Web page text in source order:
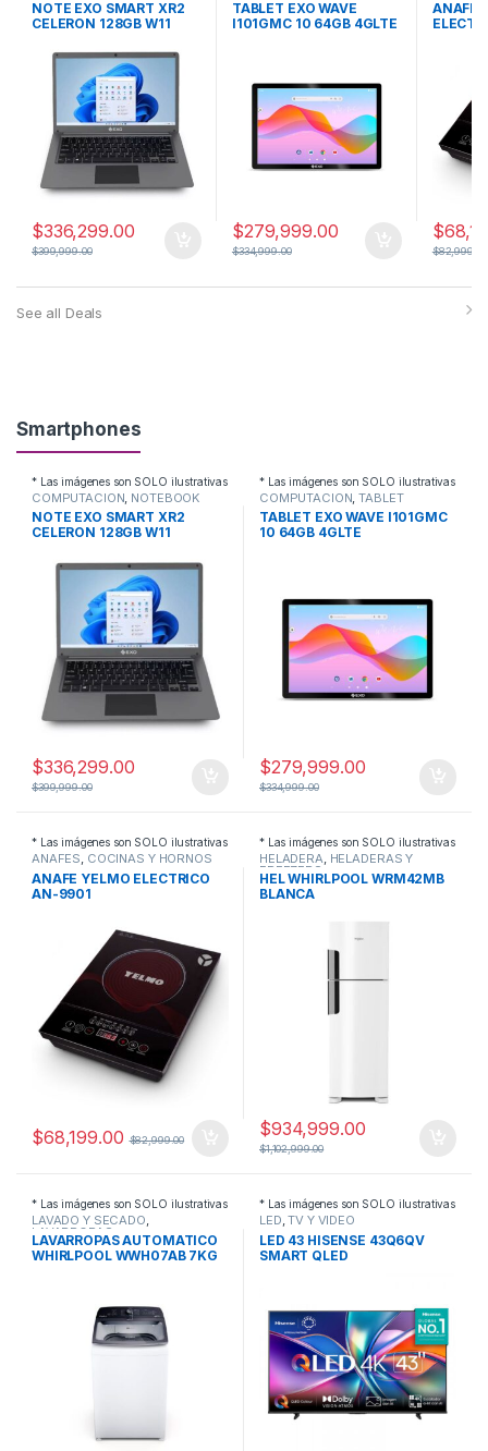
NOTE EXO SMART XR2
CELERON 128GB W11
$336,299.00
$399,999.00
TABLET EXO WAVE
I101GMC 10 64GB 4GLTE
$279,999.00
$334,999.00
ANAFE
$
$82,999.00
See all Deals
Smartphones
* Las imágenes son SOLO ilustrativas
COMPUTACION NOTEBOOK
NOTE EXO SMART XR2
CELERON 128GB W11
$336,299.00
$399,999.00
* Las imágenes son SOLO ilustrativas
COMPUTACION ,TABLET
TABLET EXO WAVE I101GMC
10 64GB 4GLTE
$279,999.00
$334,999.00
* Las imágenes son SOLO ilustrativas
ANAFES, COCINAS Y HORNOS
ANAFE YELMO ELECTRICO
AN-9901
$68,199.00 $82,999.00
* Las imágenes son SOLO ilustrativas
HELADERA, HELADERAS Y
FREEZERS
HEL WHIRLPOOL WRM42MB
BLANCA
$934,999.00
$1,102,999.00
* Las imágenes son SOLO ilustrativas
LAVADO Y SECADO,
LAVARROPAS
LAVARROPAS AUTOMATICO
WHIRLPOOL WWH07AB 7KG
* Las imágenes son SOLO ilustrativas
LED,TV Y VIDEO
LED 43 HISENSE 43Q6QV
SMART QLED